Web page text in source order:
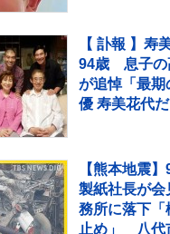
【 訃報 】寿
94歳 息子の
が追悼「最期
優 寿美花代
【熊本地震
製紙社長が
務所に落下「
止め」 八代